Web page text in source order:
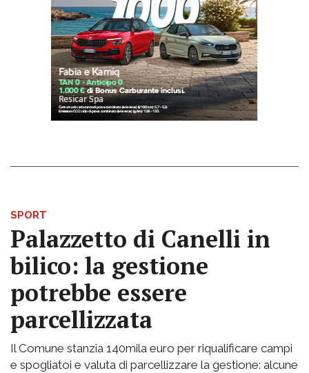
SPORT
Palazzetto di Canelli in
bilico: la gestione
potrebbe essere
parcellizzata
Il Comune stanzia 140mila euro per riqualificare campi
e spogliatoi e valuta di parcellizzare la gestione: alcune